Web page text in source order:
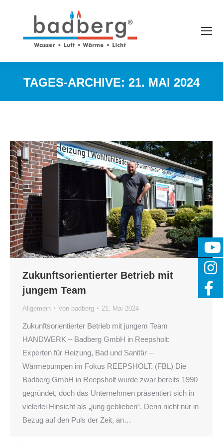
TAGES-ARCHIVE: 21. MAI 2024
Zukunftsorientierter Betrieb mit
jungem Team
Allgemein Von badberg 21. Mai 2024
Zukunftsorientierter Betrieb mit jungem Team
HANDWERK – Badberg GmbH in Reepsholt:
Experten für Heizung, Bad und Sanitär –
Wärmepumpen im Fokus REEPSHOLT. (FBL) Die
Badberg GmbH in Reepsholt wurde zwar bereits 1990
gegründet, doch das Unternehmen präsentiert sich in
vielerlei Hinsicht als „jung geblieben“. Denn nicht nur in
Bezug auf den Puls der Zeit, an…